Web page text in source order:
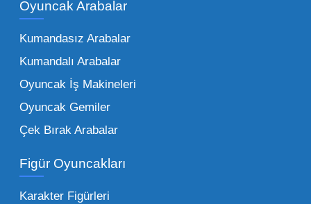
kadar zengindir. Bir mağazanın veya eğitim
çeşitliliği ile doğru orantılıdır. İşte Mega
Oyuncak bünyesinde öne çıkan ve en çok
tercih edilen kategorilerimiz:
Peluş Oyuncaklar:
vazgeçilmezi olan yumuşak dokulu sevilen
seçeneklerimizi keşfederek koleksiyonunuza
en sevilen karakterleri ekleyebilirsiniz.
Oyuncak Arabalar
Kumandasız Arabalar
Kumandalı Arabalar
Oyuncak İş Makineleri
Oyuncak Gemiler
Çek Bırak Arabalar
Figür Oyuncakları
Karakter Figürleri